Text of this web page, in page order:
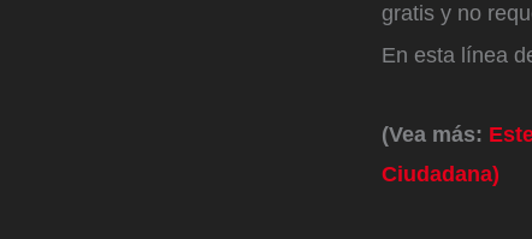
gratis y no
En esta línea
(Vea más:
Ciudadana)